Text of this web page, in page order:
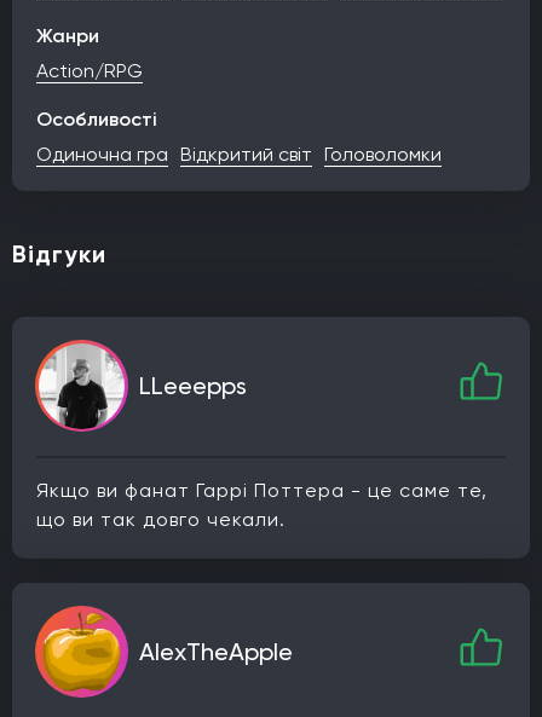
Жанри
Action/RPG
Особливості
Одиночна гра Відкритий світ Головоломки
Відгуки
LLeeepps
Якщо ви фанат Гаррі Поттера - це саме те,
що ви так довго чекали.
AlexTheApple